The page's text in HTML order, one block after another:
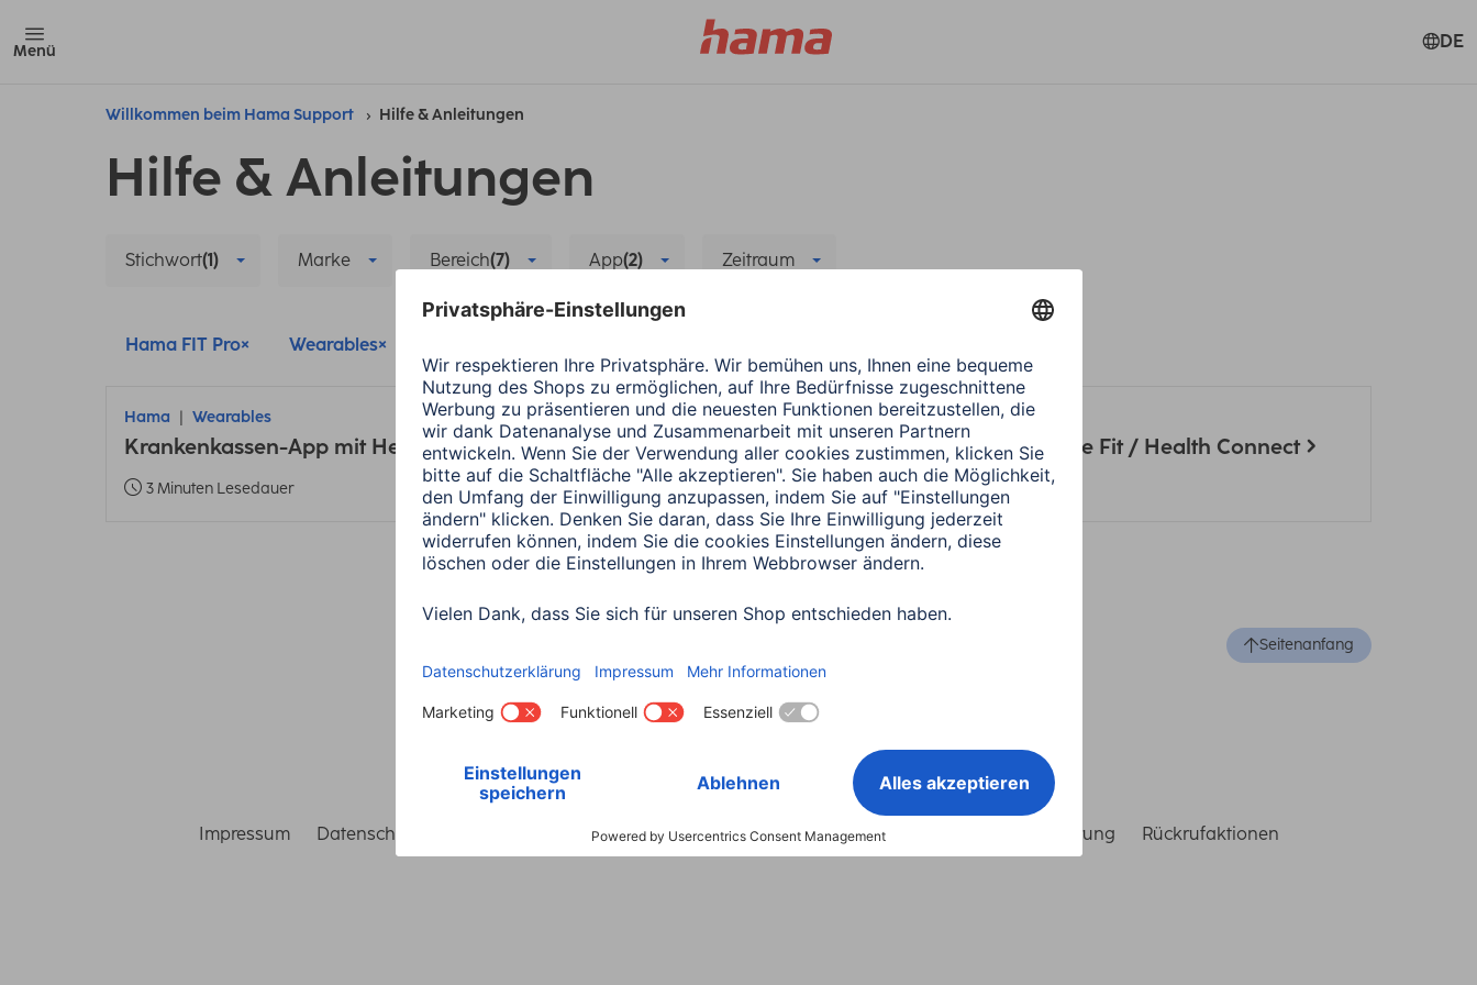
Menü DE
Willkommen beim Hama Support Hilfe & Anleitungen
Hilfe & Anleitungen
Stichwort(1) Marke Bereich(7) App(2) Zeitraum
Hama FIT Pro Wearables
Hama Wearables
Krankenkassen-App mit Health Connect verbinden
3 Minuten Lesedauer
Hama Wearables
App-Update: Anbindung Google Fit / Health Connect
3 Minuten Lesedauer
Seitenanfang
Land wählen
Impressum Datenschutz Garantiebestimmungen Konformitätserklärungen Barrierefreiheitserklärung Rückrufaktionen